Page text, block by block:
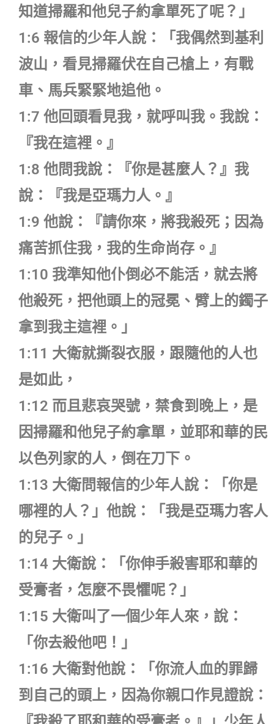
知道掃羅和他兒子約拿單死了呢？」
1:6 報信的少年人說：「我偶然到基利
波山，看見掃羅伏在自己槍上，有戰
車、馬兵緊緊地追他。
1:7 他回頭看見我，就呼叫我。我說：
『我在這裡。』
1:8 他問我說：『你是甚麼人？』我
說：『我是亞瑪力人。』
1:9 他說：『請你來，將我殺死；因為
痛苦抓住我，我的生命尚存。』
1:10 我準知他仆倒必不能活，就去將
他殺死，把他頭上的冠冕、臂上的鐲子
拿到我主這裡。」
1:11 大衛就撕裂衣服，跟隨他的人也
是如此，
1:12 而且悲哀哭號，禁食到晚上，是
因掃羅和他兒子約拿單，並耶和華的民
以色列家的人，倒在刀下。
1:13 大衛問報信的少年人說：「你是
哪裡的人？」他說：「我是亞瑪力客人
的兒子。」
1:14 大衛說：「你伸手殺害耶和華的
受膏者，怎麼不畏懼呢？」
1:15 大衛叫了一個少年人來，說：
「你去殺他吧！」
1:16 大衛對他說：「你流人血的罪歸
到自己的頭上，因為你親口作見證說：